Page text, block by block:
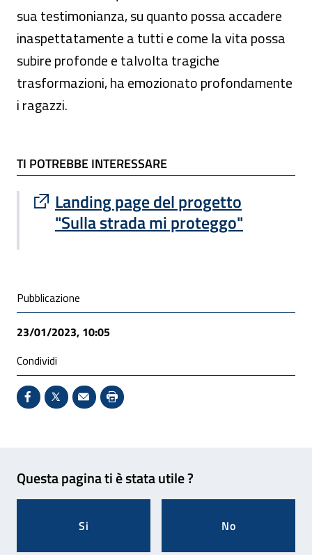
sua testimonianza, su quanto possa accadere
inaspettatamente a tutti e come la vita possa
subire profonde e talvolta tragiche
trasformazioni, ha emozionato profondamente
i ragazzi.
TI POTREBBE INTERESSARE
TI POTREBBE INTERESSARE
Landing page del progetto
"Sulla strada mi proteggo"
Sito esterno : apre una nuova finestra
Condivisione social
Pubblicazione
23/01/2023, 10:05
Condividi
Condividi su Facebook - Sito esterno - Apertura in
X - Sito esterno - Apertura in nuova finestra
Invio Mail: apre il programma di posta
Stampa pagina: scelta meno
Questa pagina ti è stata utile ?
Si No